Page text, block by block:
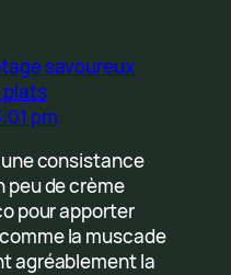
savoureux
plats
pm
consistance
peu de crème
pour apporter
la muscade
agréablement la